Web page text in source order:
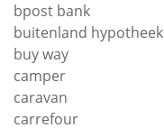
bpost bank
buitenland hypotheek
buy way
camper
caravan
carrefour